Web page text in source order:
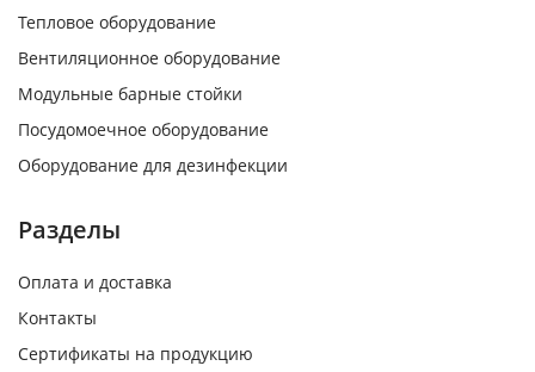
Тепловое оборудование
Вентиляционное оборудование
Модульные барные стойки
Посудомоечное оборудование
Оборудование для дезинфекции
Разделы
Оплата и доставка
Контакты
Сертификаты на продукцию